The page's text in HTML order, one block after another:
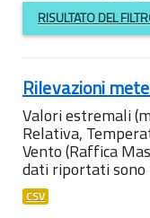
RISULTATO DEL
Rilevazioni
Valori estremali
Relativa,
Vento (Raffica
dati riportati sono
CSV